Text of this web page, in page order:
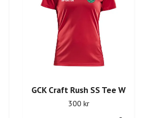
GCK Craft Rush SS Tee W
300 kr